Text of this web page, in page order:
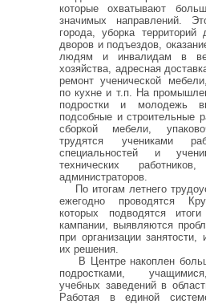
которые охватывают
значимых направлений.
города, уборка территорий
дворов и подъездов,
людям и инвалидам в
хозяйства, адресная
ремонт ученической
по кухне и т.п. На
подростки и молодежь
подсобные и строительные
сборкой мебели,
трудятся учениками
специальностей и
технических
администраторов.
По итогам летнего
ежегодно проводятся
которых подводятся
кампании, выявляются
при организации
их решения.
В Центре накоплен
подростками,
учебных заведений в
Работая в единой